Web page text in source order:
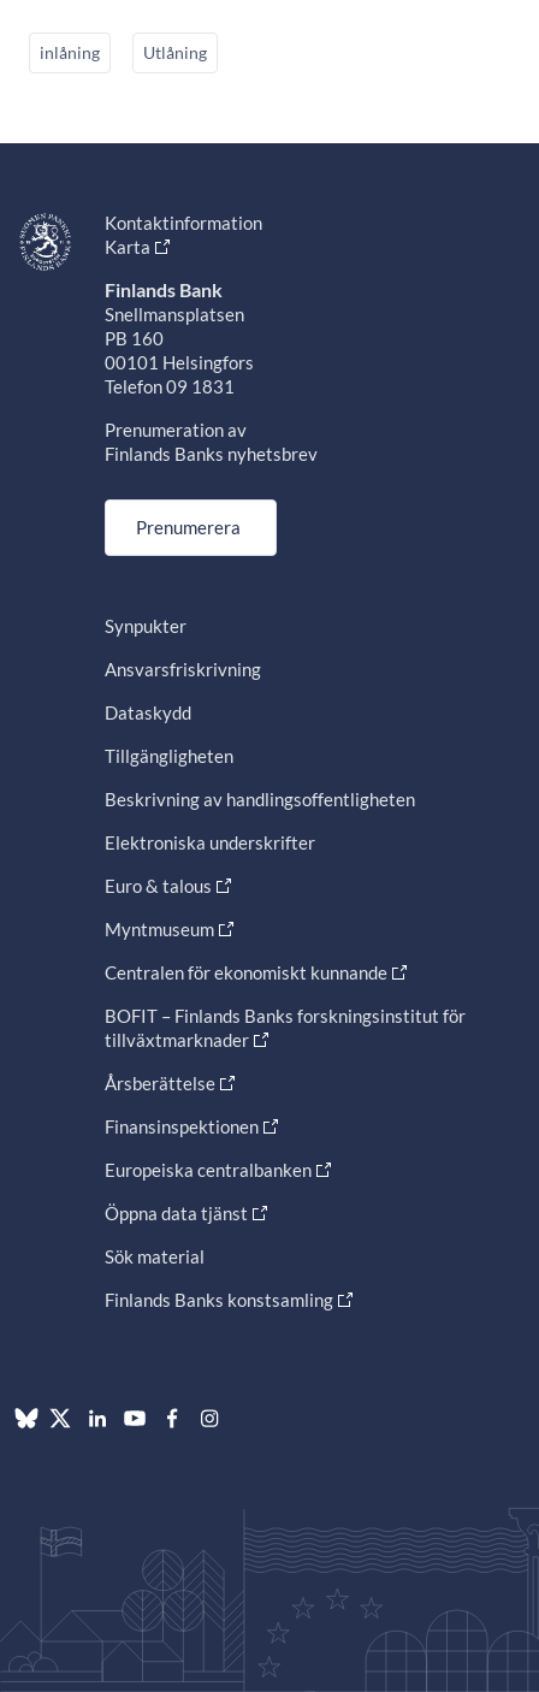
inlåning Utlåning
Kontaktinformation
Karta
Finlands Bank
Snellmansplatsen
PB 160
00101 Helsingfors
Telefon 09 1831
Prenumeration av
Finlands Banks nyhetsbrev
Prenumerera
Synpukter
Ansvarsfriskrivning
Dataskydd
Tillgängligheten
Beskrivning av handlingsoffentligheten
Elektroniska underskrifter
Euro & talous
Myntmuseum
Centralen för ekonomiskt kunnande
BOFIT – Finlands Banks forskningsinstitut för
tillväxtmarknader
Årsberättelse
Finansinspektionen
Europeiska centralbanken
Öppna data tjänst
Sök material
Finlands Banks konstsamling